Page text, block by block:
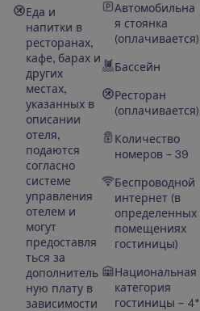
Еда и
напитки в
ресторанах,
кафе, барах и
других
местах,
указанных в
описании
отеля,
подаются
согласно
системе
управления
отелем и
могут
предоставля
ться за
дополнитель
ную плату в
зависимости
Автомобильна
я стоянка
(оплачивается)
Бассейн
Ресторан
(оплачивается)
Количество
номеров – 39
Беспроводной
интернет (в
определенных
помещениях
гостиницы)
Национальная
категория
гостиницы – 4*